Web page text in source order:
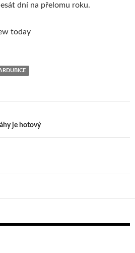
dní na přelomu roku.
today
je hotový